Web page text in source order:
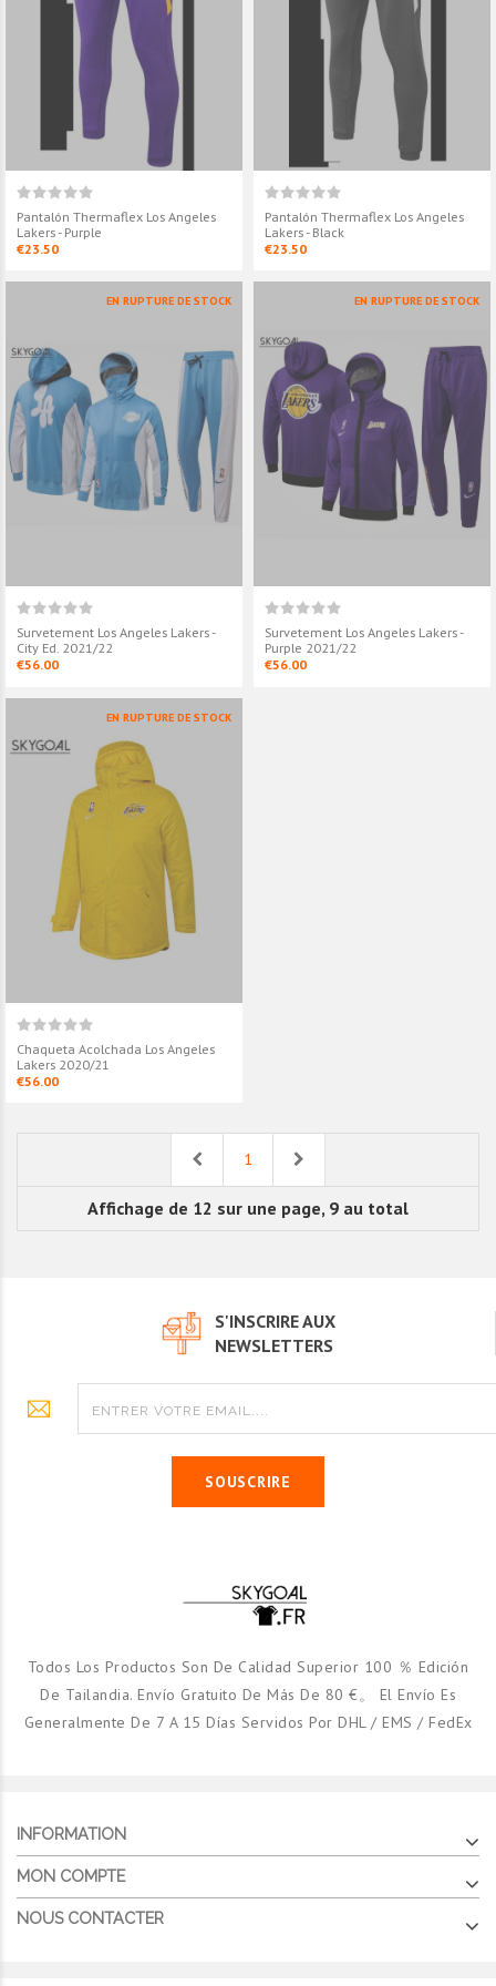
Chaqueta Acolchada Los
Angeles Lakers 2020/21
€56.00
Lakers - Purple
€56.00
Pantalón
Angeles
€23.50
€23.50
Pantalón Thermaflex Los Angeles
Lakers - Purple
€23.50
Pantalón Thermaflex Los Angeles
Lakers - Black
€23.50
EN RUPTURE DE STOCK
Survetement Los Angeles Lakers -
City Ed. 2021/22
€56.00
EN RUPTURE DE STOCK
Survetement Los Angeles Lakers -
Purple 2021/22
€56.00
EN RUPTURE DE STOCK
Chaqueta Acolchada Los Angeles
Lakers 2020/21
€56.00
Previous1
Affichage de 12 sur une page, 9 au total
S'INSCRIRE AUX
NEWSLETTERS
SOUSCRIRE
Todos Los Productos Son De Calidad Superior 100 ％ Edición
De Tailandia. Envío Gratuito De Más De 80 €。 El Envío Es
Generalmente De 7 A 15 Días Servidos Por DHL / EMS / FedEx
INFORMATION
MON COMPTE
NOUS CONTACTER